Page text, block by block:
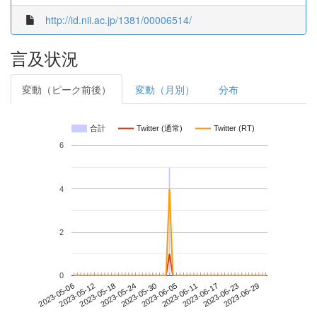
http://id.nii.ac.jp/1381/00006514/
言及状況
変動（ピーク前後） 変動（月別） 分布
合計 Twitter (通常) Twitter (RT)
2023-05-062023-05-122023-05-182023-05-242023-05-302023-06-052023-06-112023-06-172023-06-232023-06-29
0
2
4
6